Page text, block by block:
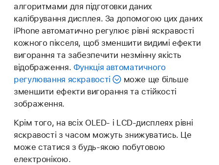
алгоритмами для підготовки даних
калібрування дисплея. За допомогою цих даних
iPhone автоматично регулює рівні яскравості
кожного пікселя, щоб зменшити видимі ефекти
вигорання та забезпечити незмінну якість
відображення. Функція автоматичного
регулювання яскравості
може ще більше
зменшити ефекти вигорання та стійкості
зображення.
Крім того, на всіх OLED- і LCD-дисплеях рівні
яскравості з часом можуть знижуватись. Це
може статися з будь-якою побутовою
електронікою.